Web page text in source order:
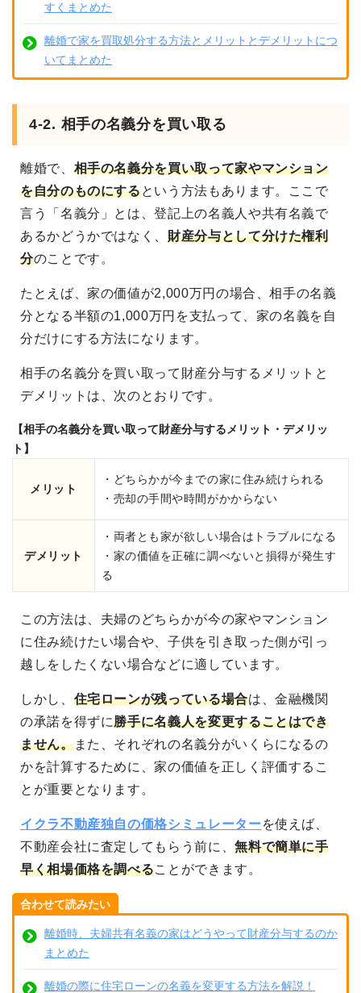
すくまとめた
離婚で家を買取処分する方法とメリットとデメリットにつ
いてまとめた
4-2. 相手の名義分を買い取る
離婚で、 相手の名義分を買い取って家やマンション
を自分のものにするという方法もあります。ここで
言う「名義分」とは、登記上の名義人や共有名義で
あるかどうかではなく、財産分与として分けた権利
分のことです。
たとえば、家の価値が2,000万円の場合、相手の名義
分となる半額の1,000万円を支払って、家の名義を自
分だけにする方法になります。
相手の名義分を買い取って財産分与するメリットと
デメリットは、次のとおりです。
【相手の名義分を買い取って財産分与するメリット・デメリッ
ト】
メリット
・どちらかが今までの家に住み続けられる
・売却の手間や時間がかからない
デメリット
・両者とも家が欲しい場合はトラブルになる
・家の価値を正確に調べないと損得が発生す
る
この方法は、夫婦のどちらかが今の家やマンション
に住み続けたい場合や、子供を引き取った側が引っ
越しをしたくない場合などに適しています。
しかし、 住宅ローンが残っている場合は、金融機関
の承諾を得ずに勝手に名義人を変更することはでき
ません。また、それぞれの名義分がいくらになるの
かを計算するために、家の価値を正しく評価するこ
とが重要となります。
イクラ不動産独自の価格シミュレーターを使えば、
不動産会社に査定してもらう前に、無料で簡単に手
早く相場価格を調べることができます。
合わせて読みたい
離婚時、夫婦共有名義の家はどうやって財産分与するのか
まとめた
離婚の際に住宅ローンの名義を変更する方法を解説！